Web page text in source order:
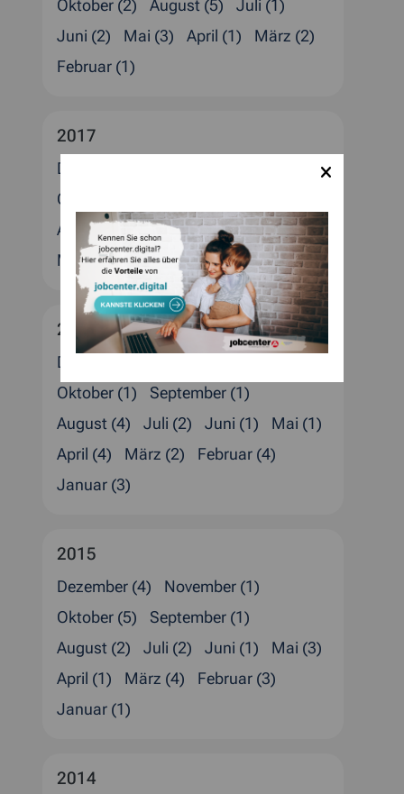
Oktober (2) August (5)
Juli (1)
Juni (2)
Mai (3) April (1)
März (2)
Februar (1)
2017
Dezember (4)
Oktober (2)
August (1)
Juli (4) Juni (3)
April (2)
März (1)
Februar (2) Januar (4)
2016
Dezember (5)
Oktober (1)
September (1)
August (4)
Juli (2) Juni (1)
Mai (1)
April (4)
März (2)
Februar (4)
Januar (3)
2015
Dezember (4)
November (1)
Oktober (5)
September (1)
August (2)
Juli (2) Juni (1)
Mai (3)
April (1)
März (4)
Februar (3)
Januar (1)
2014